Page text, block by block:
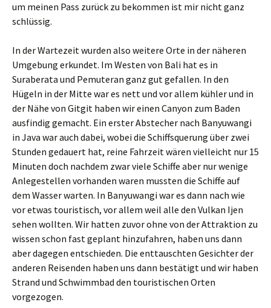
um meinen Pass zurück zu bekommen ist mir nicht ganz
schlüssig.
In der Wartezeit wurden also weitere Orte in der näheren
Umgebung erkundet. Im Westen von Bali hat es in
Suraberata und Pemuteran ganz gut gefallen. In den
Hügeln in der Mitte war es nett und vor allem kühler und in
der Nähe von Gitgit haben wir einen Canyon zum Baden
ausfindig gemacht. Ein erster Abstecher nach Banyuwangi
in Java war auch dabei, wobei die Schiffsquerung über zwei
Stunden gedauert hat, reine Fahrzeit wären vielleicht nur 15
Minuten doch nachdem zwar viele Schiffe aber nur wenige
Anlegestellen vorhanden waren mussten die Schiffe auf
dem Wasser warten. In Banyuwangi war es dann nach wie
vor etwas touristisch, vor allem weil alle den Vulkan Ijen
sehen wollten. Wir hatten zuvor ohne von der Attraktion zu
wissen schon fast geplant hinzufahren, haben uns dann
aber dagegen entschieden. Die enttauschten Gesichter der
anderen Reisenden haben uns dann bestätigt und wir haben
Strand und Schwimmbad den touristischen Orten
vorgezogen.